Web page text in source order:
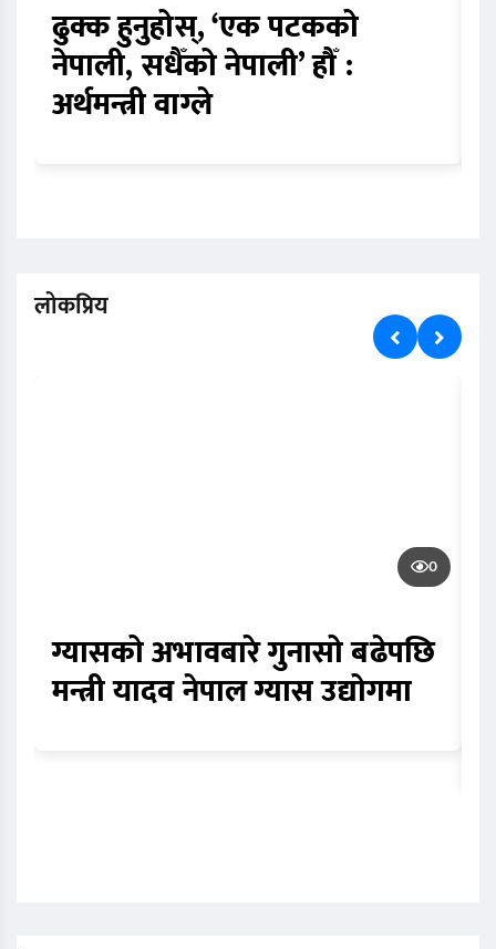
ढुक्क हुनुहोस्, ‘एक पटकको
नेपाली, सधैँको नेपाली’ हौँ :
अर्थमन्त्री वाग्ले
लोकप्रिय
0
ग्यासको अभावबारे गुनासो बढेपछि
मन्त्री यादव नेपाल ग्यास उद्योगमा